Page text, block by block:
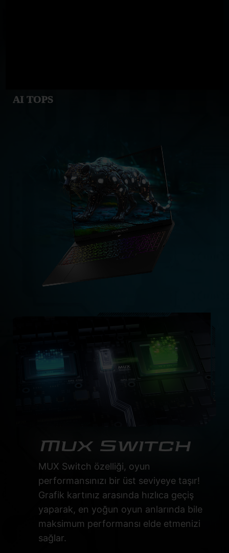
AI TOPS
Mux Switch
MUX Switch özelliği, oyun
performansınızı bir üst seviyeye taşır!
Grafik kartınız arasında hızlıca geçiş
yaparak, en yoğun oyun anlarında bile
maksimum performansı elde etmenizi
sağlar.